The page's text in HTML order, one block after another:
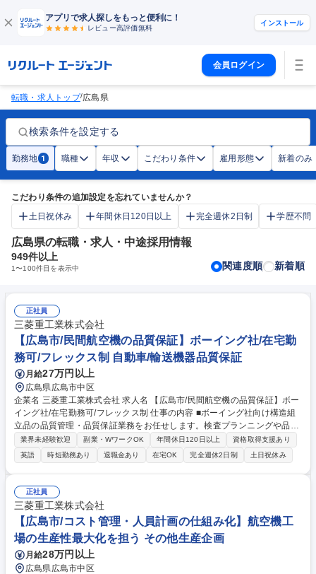
アプリで求人探しをもっと便利に！
レビュー高評価無料
インストール
会員ログイン
転職・求人トップ/広島県
検索条件を設定する
勤務地 1 職種 年収 こだわり条件 雇用形態 新着のみ
こだわり条件の追加設定を忘れていませんか？
土日祝休み
年間休日120日以上 完全週休2日制 学歴不問
広島県の転職・求人・中途採用情報
949件以上
1〜100件目を表示中 関連度順 新着順
正社員
三菱重工業株式会社
【広島市/民間航空機の品質保証】ボーイング社/在宅勤
務可/フレックス制 自動車/輸送機器品質保証
月給27万円以上
広島県広島市中区
企業名 三菱重工業株式会社 求人名 【広島市/民間航空機の品質保証】ボー
イング社/在宅勤務可/フレックス制 仕事の内容 ■ボーイング社向け構造組
立品の品質管理・品質保証業務をお任せします。検査プランニングや品質
マネジメントシステムに関わる業務、顧客やパートナー、社内関連部門と
の技術調整などをご担当いただきます。 【具体的な業務】■検査プランニ
ング、検査技術検討、品質管理、品質保証 ■顧客、パートナー、社内関連
部門との技術調整 ■品質マネジメントシステムの認証に関わる業務 【仕事
の魅力】★当部門は、ボーイング社・ボンバルディア社・エアバス社など
世界有数の航空機メーカーへ民間航空機の主要構造である主翼や胴体など
を供給しており、国際共同開発・製造パートナーとして、世界屈指の規
模、技術力を誇っております。 募集職種 【広島市/民間航空機の品質保
証】ボーイング社/在宅勤務可/フレックス制
業界未経験歓迎 副業・WワークOK 年間休日120日以上
資格取得支援あり
英語
時短勤務あり 退職金あり 在宅OK 完全週休2日制 土日祝休み
正社員
三菱重工業株式会社
【広島市/コスト管理・人員計画の仕組み化】航空機工
場の生産性最大化を担う その他生産企画
月給28万円以上
広島県広島市中区